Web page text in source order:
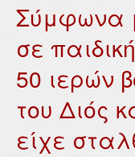
Σύμφωνα
σε
50 ιερών
του Διός
είχε